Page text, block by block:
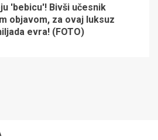
'bebicu'! Bivši učesnik
objavom, za ovaj luksuz
evra! (FOTO)